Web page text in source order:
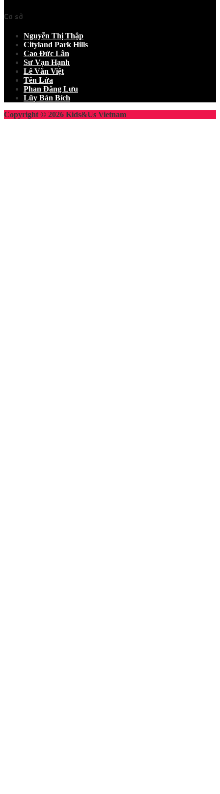
Cơ sở
Nguyễn Thị Thập
Cityland Park Hills
Cao Đức Lân
Sư Vạn Hạnh
Lê Văn Việt
Tên Lửa
Phan Đăng Lưu
Lũy Bán Bích
Copyright © 2026 Kids&Us Vietnam